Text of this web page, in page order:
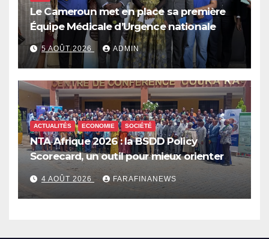
Le Cameroun met en place sa première
Équipe Médicale d’Urgence nationale
5 AOÛT 2026 ADMIN
ACTUALITÉS ECONOMIE SOCIÉTÉ
NTA Afrique 2026 : la BSDD Policy
Scorecard, un outil pour mieux orienter
les dépenses publiques
4 AOÛT 2026 FARAFINANEWS